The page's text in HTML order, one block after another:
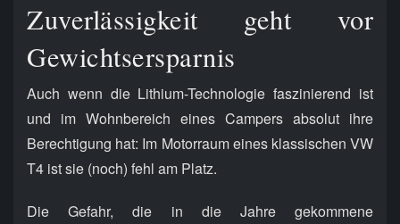
Zuverlässigkeit geht vor
Gewichtsersparnis
Auch wenn die Lithium-Technologie faszinierend ist
und im Wohnbereich eines Campers absolut ihre
Berechtigung hat: Im Motorraum eines klassischen VW
T4 ist sie (noch) fehl am Platz.
Die Gefahr, die in die Jahre gekommene